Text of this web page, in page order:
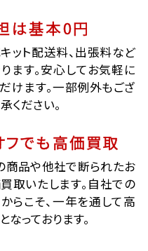
は基本0円
ット配送料、出張料など
ます。安心してお気軽に
けます。一部例外もござ
ください。
フでも高価買取
商品や他社で断られたお
取いたします。自社での
らこそ、一年を通して高
っております。